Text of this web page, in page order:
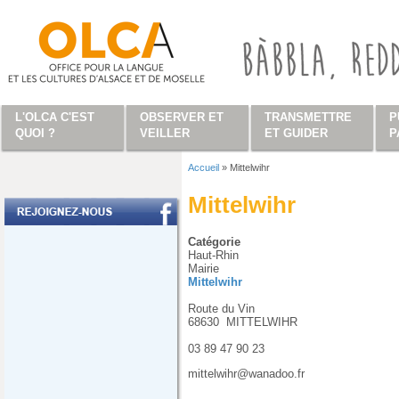
Accueil » Mittelwihr
Mittelwihr
Catégorie
Haut-Rhin
Mairie
Mittelwihr
Route du Vin
68630
MITTELWIHR
03 89 47 90 23
mittelwihr@wanadoo.fr
L'OLCA C'EST
QUOI ?
OBSERVER ET
VEILLER
TRANSMETTRE
ET GUIDER